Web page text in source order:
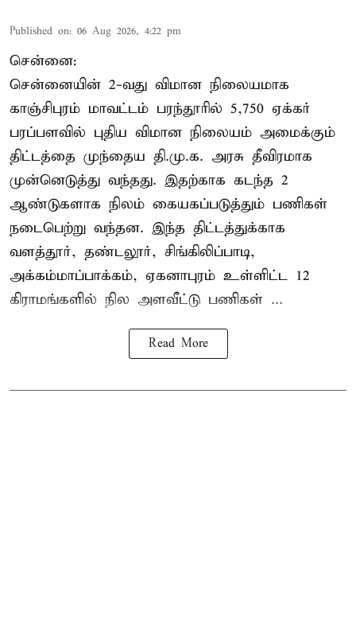
Published on: 06 Aug 2026, 4:22 pm
சென்னை:
சென்னையின் 2-வது விமான நிலையமாக
காஞ்சிபுரம் மாவட்டம் பரந்தூரில் 5,750 ஏக்கர்
பரப்பளவில் புதிய விமான நிலையம் அமைக்கும்
திட்டத்தை முந்தைய தி.மு.க. அரசு தீவிரமாக
முன்னெடுத்து வந்தது. இதற்காக கடந்த 2
ஆண்டுகளாக நிலம் கையகப்படுத்தும் பணிகள்
நடைபெற்று வந்தன. இந்த திட்டத்துக்காக
வளத்தூர், தண்டலூர், சிங்கிலிப்பாடி,
அக்கம்மாப்பாக்கம், ஏகனாபுரம் உள்ளிட்ட 12
கிராமங்களில் நில அளவீட்டு பணிகள் ...
Read More